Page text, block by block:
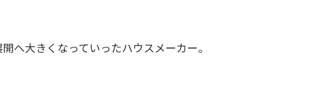
へ大きくなっていったハウスメーカー。